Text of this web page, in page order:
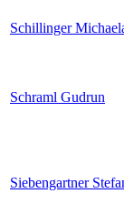
Schillinger
Schraml Gudrun
Siebengartner